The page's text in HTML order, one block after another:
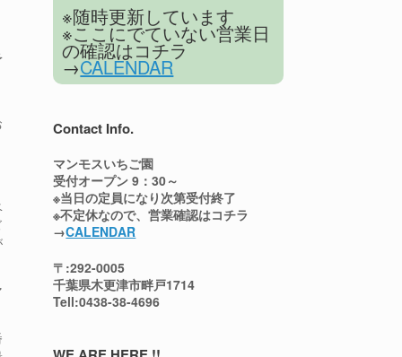
※随時更新しています
※ここにでていない営業日
の確認はコチラ
→CALENDAR
Contact Info.
マンモスいちご園
受付オープン 9：30～
※当日の定員になり次第受付終了
※不定休なので、営業確認はコチラ
→CALENDAR
〒:292-0005
千葉県木更津市畔戸1714
Tell:0438-38-4696